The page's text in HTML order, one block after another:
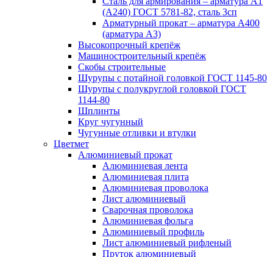
(А240) ГОСТ 5781-82, сталь 3сп
Арматурный прокат – арматура А400
(арматура А3)
Высокопрочный крепёж
Машиностроительный крепёж
Скобы строительные
Шурупы с потайной головкой ГОСТ 1145-80
Шурупы с полукруглой головкой ГОСТ
1144-80
Шплинты
Круг чугунный
Чугунные отливки и втулки
Цветмет
Алюминиевый прокат
Алюминиевая лента
Алюминиевая плита
Алюминиевая проволока
Лист алюминиевый
Сварочная проволока
Алюминиевая фольга
Алюминиевый профиль
Лист алюминиевый рифленый
Пруток алюминиевый